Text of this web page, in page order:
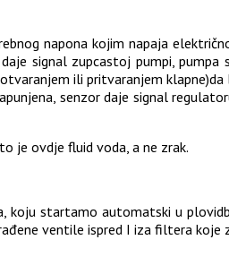
napona kojim napaja
signal zupcastoj pumpi,
ili pritvaranjem
senzor daje signal
je ovdje fluid voda, a ne zrak.
startamo automatski u
ventile ispred I iza filtera